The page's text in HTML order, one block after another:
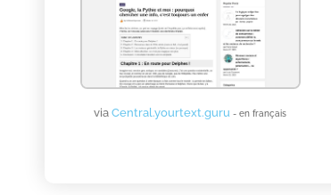
viaCentral.yourtext.guru- en français